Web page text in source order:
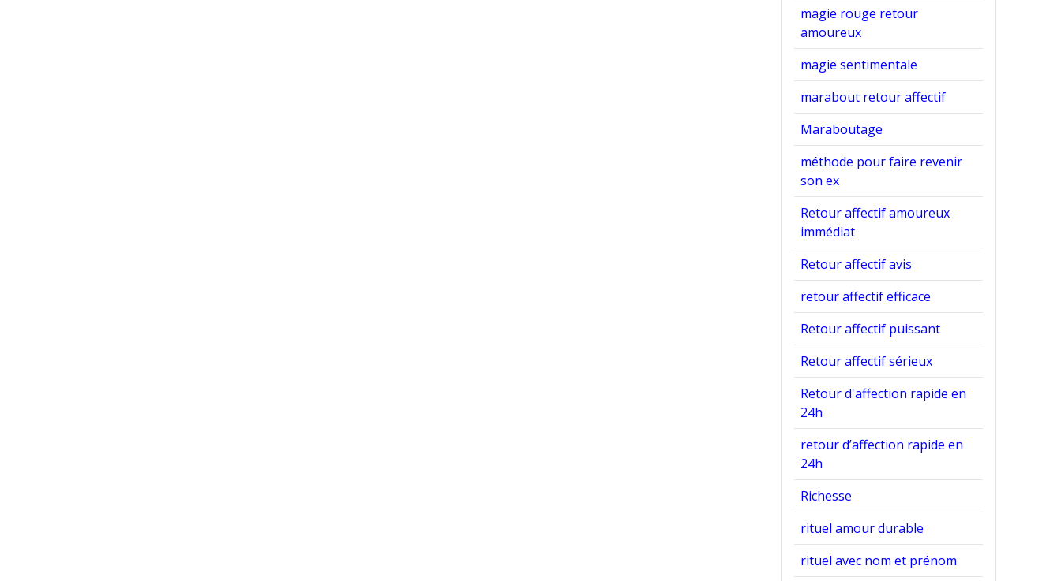
magie rouge retour
amoureux
magie sentimentale
marabout retour affectif
Maraboutage
méthode pour faire revenir
son ex
Retour affectif amoureux
immédiat
Retour affectif avis
retour affectif efficace
Retour affectif puissant
Retour affectif sérieux
Retour d'affection rapide en
24h
retour d’affection rapide en
24h
Richesse
rituel amour durable
rituel avec nom et prénom